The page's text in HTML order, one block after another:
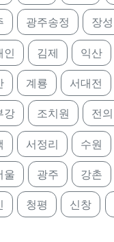
광주송정 장성
인 김제 익산
계룡 서대전
강 조치원 전의
서정리 수원
울 광주 강촌
청평 신창